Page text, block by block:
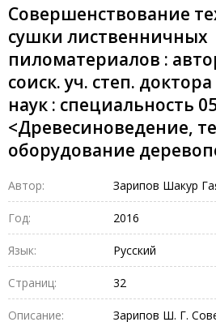
Совершенствование
сушки лиственничных
пиломатериалов :
соиск. уч. степ.
наук : специальность
<Древесиноведение,
оборудование
Автор: Зарипов Шакур
Год: 2016
Язык: Русский
Страниц: 32
Описание:
Зарипов Ш. Г.